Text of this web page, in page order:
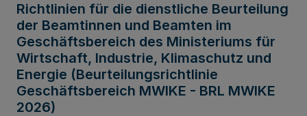
Richtlinien für die dienstliche Beurteilung
der Beamtinnen und Beamten im
Geschäftsbereich des Ministeriums für
Wirtschaft, Industrie, Klimaschutz und
Energie (Beurteilungsrichtlinie
Geschäftsbereich MWIKE - BRL MWIKE
2026)